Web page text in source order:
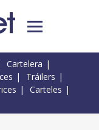
Cartelera
Tráilers
Carteles